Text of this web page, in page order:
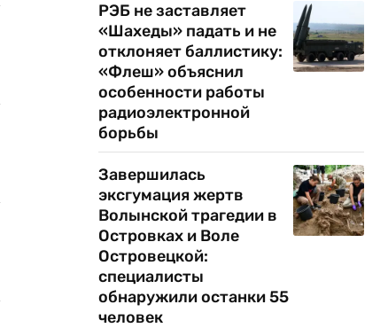
РЭБ не заставляет
«Шахеды» падать и не
отклоняет баллистику:
«Флеш» объяснил
особенности работы
радиоэлектронной
борьбы
Завершилась
эксгумация жертв
Волынской трагедии в
Островках и Воле
Островецкой:
специалисты
обнаружили останки 55
человек